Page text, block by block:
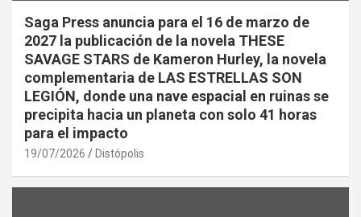
Saga Press anuncia para el 16 de marzo de
2027 la publicación de la novela THESE
SAVAGE STARS de Kameron Hurley, la novela
complementaria de LAS ESTRELLAS SON
LEGIÓN, donde una nave espacial en ruinas se
precipita hacia un planeta con solo 41 horas
para el impacto
19/07/2026 Distópolis